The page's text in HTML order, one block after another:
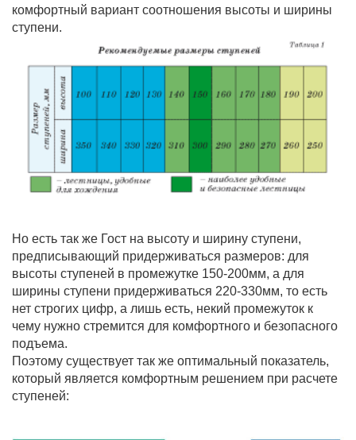
комфортный вариант соотношения высоты и ширины
ступени.
Но есть так же Гост на высоту и ширину ступени,
предписывающий придерживаться размеров: для
высоты ступеней в промежутке 150-200мм, а для
ширины ступени придерживаться 220-330мм, то есть
нет строгих цифр, а лишь есть, некий промежуток к
чему нужно стремится для комфортного и безопасного
подъема.
Поэтому существует так же оптимальный показатель,
который является комфортным решением при расчете
ступеней: